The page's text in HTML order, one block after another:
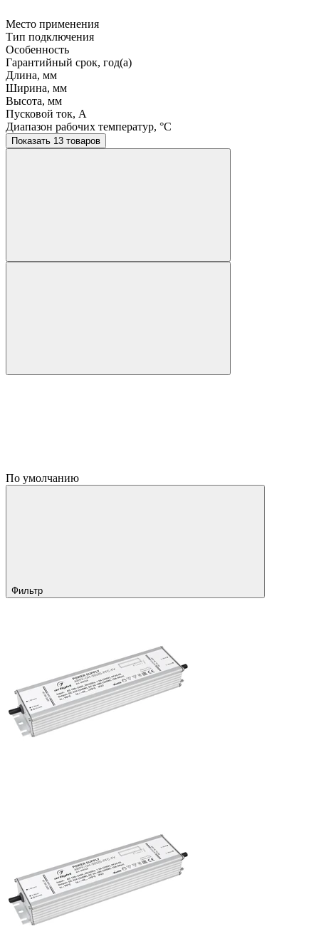
Место применения
Тип подключения
Особенность
Гарантийный срок, год(а)
Длина, мм
Ширина, мм
Высота, мм
Пусковой ток, A
Диапазон рабочих температур, °C
Показать 13 товаров
По умолчанию
Фильтр